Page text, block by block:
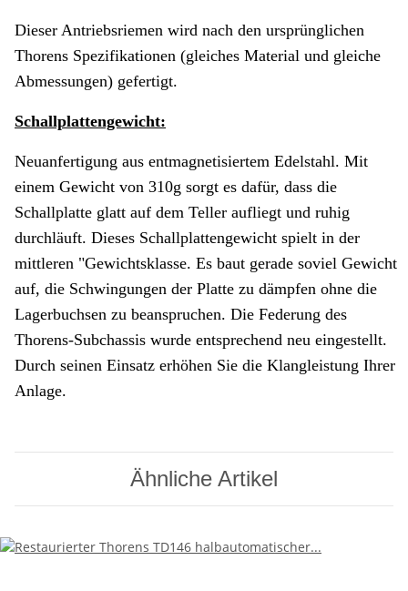
Dieser Antriebsriemen wird nach den ursprünglichen
Thorens Spezifikationen (gleiches Material und gleiche
Abmessungen) gefertigt.
Schallplattengewicht:
Neuanfertigung aus entmagnetisiertem Edelstahl. Mit
einem Gewicht von 310g sorgt es dafür, dass die
Schallplatte glatt auf dem Teller aufliegt und ruhig
durchläuft. Dieses Schallplattengewicht spielt in der
mittleren "Gewichtsklasse. Es baut gerade soviel Gewicht
auf, die Schwingungen der Platte zu dämpfen ohne die
Lagerbuchsen zu beanspruchen. Die Federung des
Thorens-Subchassis wurde entsprechend neu eingestellt.
Durch seinen Einsatz erhöhen Sie die Klangleistung Ihrer
Anlage.
Ähnliche Artikel